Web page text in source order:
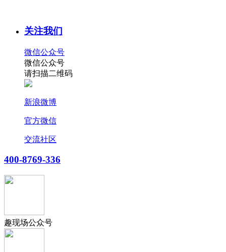
关注我们
微信公众号
微信公众号
请扫描二维码
新浪微博
官方微信
交流社区
400-8769-336
趣现场公众号